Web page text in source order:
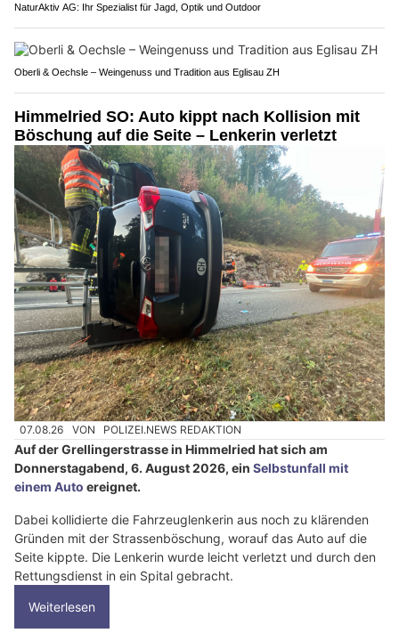
NaturAktiv AG: Ihr Spezialist für Jagd, Optik und Outdoor
Oberli & Oechsle – Weingenuss und Tradition aus Eglisau ZH
Himmelried SO: Auto kippt nach Kollision mit
Böschung auf die Seite – Lenkerin verletzt
07.08.26 VON POLIZEI.NEWS REDAKTION
Auf der Grellingerstrasse in Himmelried hat sich am
Donnerstagabend, 6. August 2026, ein Selbstunfall mit
einem Auto ereignet.
Dabei kollidierte die Fahrzeuglenkerin aus noch zu klärenden
Gründen mit der Strassenböschung, worauf das Auto auf die
Seite kippte. Die Lenkerin wurde leicht verletzt und durch den
Rettungsdienst in ein Spital gebracht.
Weiterlesen